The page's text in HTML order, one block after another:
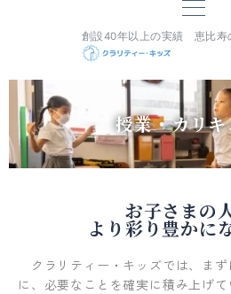
創設40年以上の実績 恵比寿
授業・カリ
お子さまの
より彩り豊かに
クラリティー・キッズでは、ま
に、必要なことを確実に積み上げ